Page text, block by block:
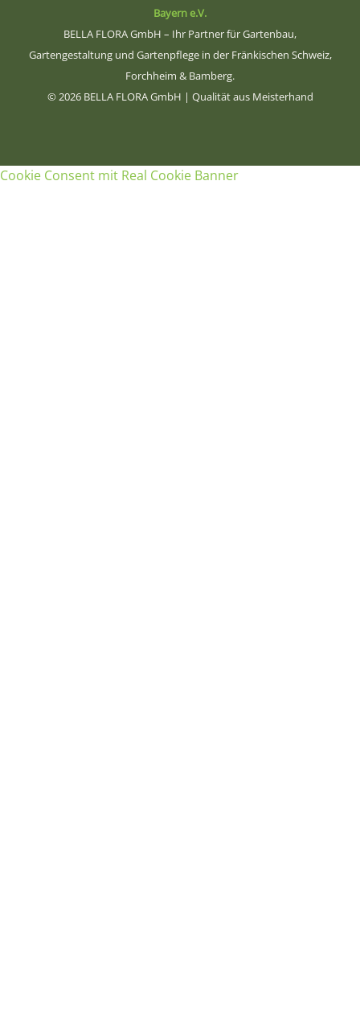
Bayern e.V.
BELLA FLORA GmbH – Ihr Partner für Gartenbau,
Gartengestaltung und Gartenpflege in der Fränkischen Schweiz,
Forchheim & Bamberg.
© 2026 BELLA FLORA GmbH | Qualität aus Meisterhand
Cookie Consent mit Real Cookie Banner